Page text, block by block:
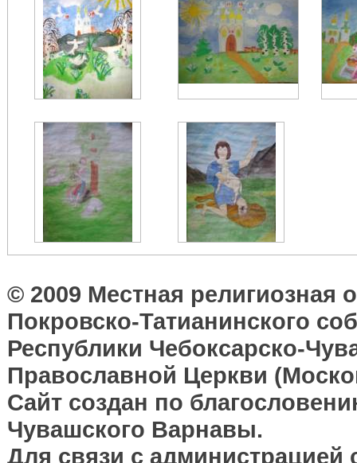
© 2009 Местная религиозная
Покровско-Татианинского
Республики Чебоксарско-
Православной Церкви
Сайт создан по
Чувашского Варнавы.
Для связи с администрацией